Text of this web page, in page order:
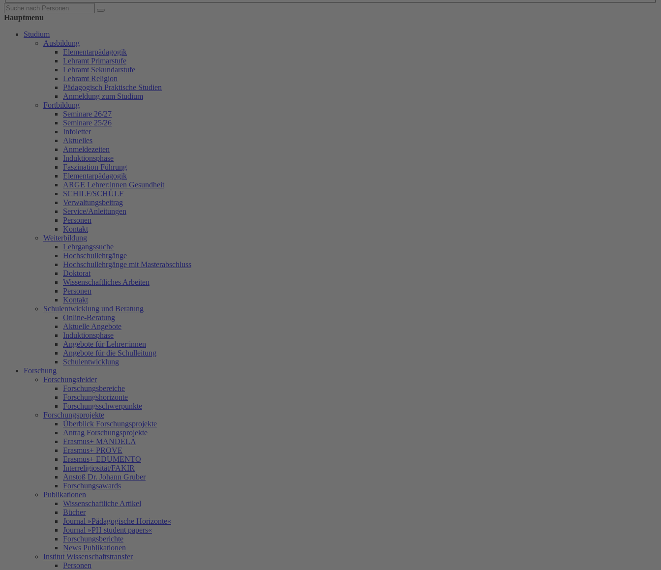
Hauptmenu
Studium
Ausbildung
Elementarpädagogik
Lehramt Primarstufe
Lehramt Sekundarstufe
Lehramt Religion
Pädagogisch Praktische Studien
Anmeldung zum Studium
Fortbildung
Seminare 26/27
Seminare 25/26
Infoletter
Aktuelles
Anmeldezeiten
Induktionsphase
Faszination Führung
Elementarpädagogik
ARGE Lehrer:innen Gesundheit
SCHILF/SCHÜLF
Verwaltungsbeitrag
Service/Anleitungen
Personen
Kontakt
Weiterbildung
Lehrgangssuche
Hochschullehrgänge
Hochschullehrgänge mit Masterabschluss
Doktorat
Wissenschaftliches Arbeiten
Personen
Kontakt
Schulentwicklung und Beratung
Online-Beratung
Aktuelle Angebote
Induktionsphase
Angebote für Lehrer:innen
Angebote für die Schulleitung
Schulentwicklung
Forschung
Forschungsfelder
Forschungsbereiche
Forschungshorizonte
Forschungsschwerpunkte
Forschungsprojekte
Überblick Forschungsprojekte
Antrag Forschungsprojekte
Erasmus+ MANDELA
Erasmus+ PROVE
Erasmus+ EDUMENTO
Interreligiosität/FAKIR
Anstoß Dr. Johann Gruber
Forschungsawards
Publikationen
Wissenschaftliche Artikel
Bücher
Journal »Pädagogische Horizonte«
Journal »PH student papers«
Forschungsberichte
News Publikationen
Institut Wissenschaftstransfer
Personen